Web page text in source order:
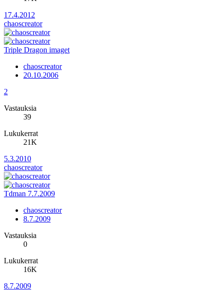
17.4.2012
chaoscreator
Triple Dragon imaget
chaoscreator
20.10.2006
2
Vastauksia
39
Lukukerrat
21K
5.3.2010
chaoscreator
Tdman 7.7.2009
chaoscreator
8.7.2009
Vastauksia
0
Lukukerrat
16K
8.7.2009